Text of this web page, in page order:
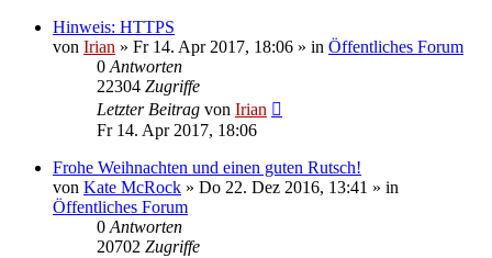
Hinweis: HTTPS
von Irian » Fr 14. Apr 2017, 18:06 » in Öffentliches Forum
0 Antworten
22304 Zugriffe
Letzter Beitrag von Irian
Fr 14. Apr 2017, 18:06
Frohe Weihnachten und einen guten Rutsch!
von Kate McRock » Do 22. Dez 2016, 13:41 » in
Öffentliches Forum
0 Antworten
20702 Zugriffe